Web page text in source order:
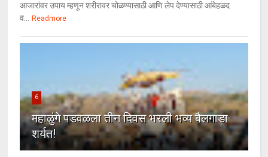
आजारांवर उपाय म्हणून शरीरावर चोळण्यासाठी आणि लेप देण्यासाठी आंबेहळद
व... Readmore
6
महाळुंगे पडवळला तीन दिवस भरली भव्य बैलगाडा
शर्यत!